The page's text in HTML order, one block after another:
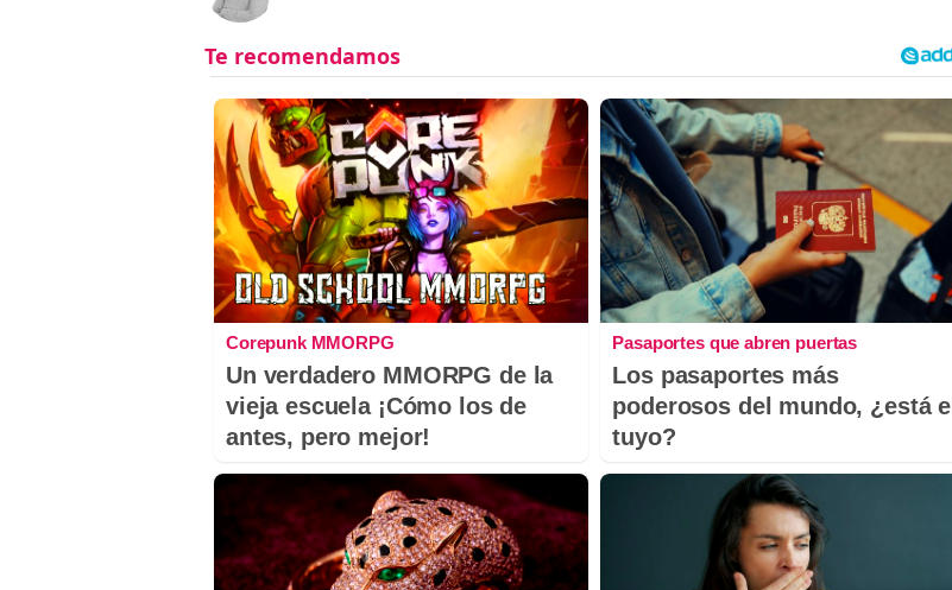
Corepunk MMORPG
Un verdadero MMORPG de la
vieja escuela ¡Cómo los de
antes, pero mejor!
Pasaportes que abren puertas
Los pasaportes más
poderosos del mundo, ¿está el
tuyo?